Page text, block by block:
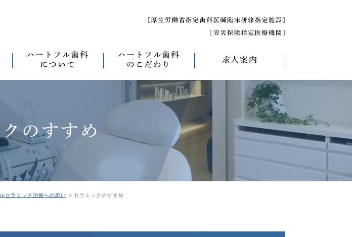
ワンデイジルコニア治療
予防・メンテナンス
オールオン4
ハートフル歯科
について
ハートフルの治療
院内設備
ハートフル歯科
グループ院の案内
ハートフル歯科
のこだわり
なるべく痛くない治療
なるべく削らない治療
なるべく抜かない治療
なるべく短期間の治療
滅菌管理について
求人案内
求人募集について
研修医募集
のすすめ
セラミック治療への思い セラミックのすすめ